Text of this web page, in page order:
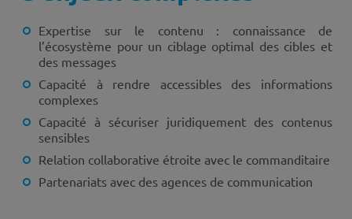
Expertise sur le contenu : connaissance de
l’écosystème pour un ciblage optimal des cibles et
des messages
Capacité à rendre accessibles des informations
complexes
Capacité à sécuriser juridiquement des contenus
sensibles
Relation collaborative étroite avec le commanditaire
Partenariats avec des agences de communication